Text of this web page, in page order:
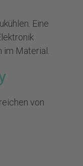
Eine
im Material.
von